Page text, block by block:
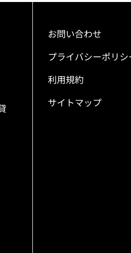
お問い合わせ
プライバシーポリシ
利用規約
サイトマップ